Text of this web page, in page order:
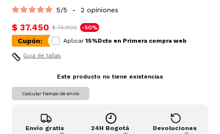
5/5 - 2 opiniones
$ 37.450 $ 74.900 -50%
Cupón: Aplicar 15%Dcto en Primera compra web
Guia de tallas
Este producto no tiene existencias
Calcular tiempo de envío
Envío gratis 24H Bogotá Devoluciones